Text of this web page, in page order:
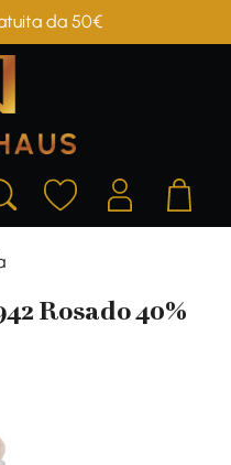
da 50€
Rosado 40%